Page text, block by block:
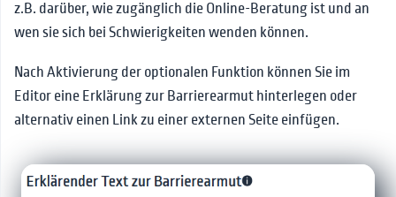
z.B. darüber, wie zugänglich die Online-Beratung ist und an
wen sie sich bei Schwierigkeiten wenden können.
Nach Aktivierung der optionalen Funktion können Sie im
Editor eine Erklärung zur Barrierearmut hinterlegen oder
alternativ einen Link zu einer externen Seite einfügen.